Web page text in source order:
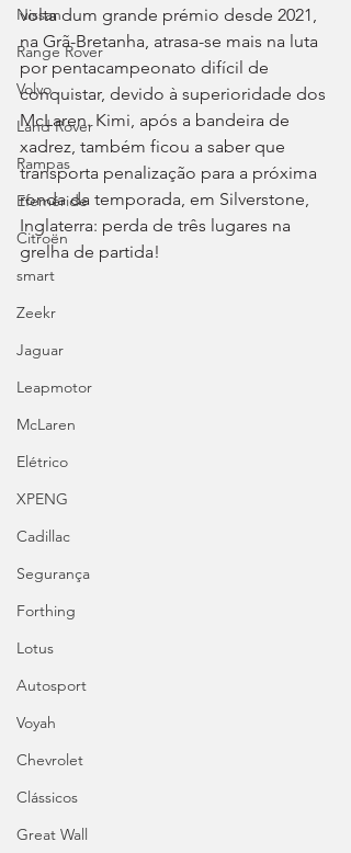
Nissan
Range Rover
Volvo
Land Rover
Rampas
Efeméride
Citroën
smart
Zeekr
Jaguar
Leapmotor
McLaren
Elétrico
XPENG
Cadillac
Segurança
Forthing
Lotus
Autosport
Voyah
Chevrolet
Clássicos
Great Wall
volta dum grande prémio desde 2021,
na Grã-Bretanha, atrasa-se mais na luta
por pentacampeonato difícil de
conquistar, devido à superioridade dos
McLaren. Kimi, após a bandeira de
xadrez, também ficou a saber que
transporta penalização para a próxima
ronda da temporada, em Silverstone,
Inglaterra: perda de três lugares na
grelha de partida!